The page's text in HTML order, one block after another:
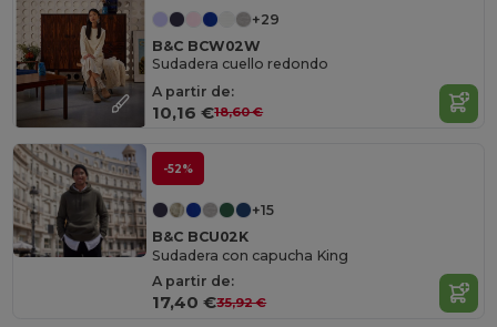
+29
B&C BCW02W
Sudadera cuello redondo
A partir de:
10,16 €18,60 €
-52%
+15
B&C BCU02K
Sudadera con capucha King
A partir de:
17,40 €35,92 €